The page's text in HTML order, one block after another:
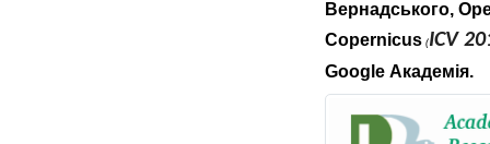
Вернадського,
Copernicus (ICV
Google Академія.